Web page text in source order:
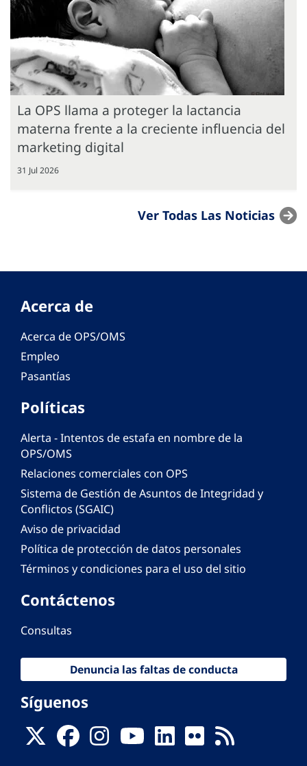
La OPS llama a proteger la lactancia
materna frente a la creciente influencia del
marketing digital
31 Jul 2026
Ver Todas Las Noticias
Acerca de
Acerca de OPS/OMS
Empleo
Pasantías
Políticas
Alerta - Intentos de estafa en nombre de la
OPS/OMS
Relaciones comerciales con OPS
Sistema de Gestión de Asuntos de Integridad y
Conflictos (SGAIC)
Aviso de privacidad
Política de protección de datos personales
Términos y condiciones para el uso del sitio
Contáctenos
Consultas
Denuncia las faltas de conducta
Síguenos